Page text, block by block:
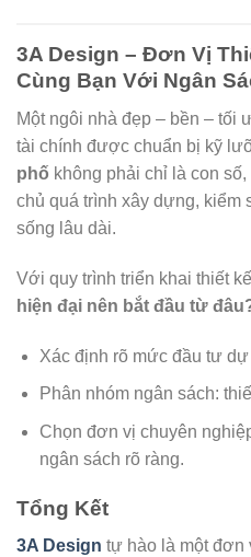
3A Design – Đơn Vị
Cùng Bạn Với Ngân
Một ngôi nhà đẹp – bền – tối
tài chính được chuẩn bị kỹ
phố không phải chỉ là con
chủ quá trình xây dựng, kiểm
sống lâu dài.
Với quy trình triển khai thiết
hiện đại nên bắt đầu từ
Xác định rõ mức đầu tư dự
Phân nhóm ngân sách:
Chọn đơn vị chuyên
ngân sách rõ ràng.
Tổng Kết
3A Design tự hào là một đơn